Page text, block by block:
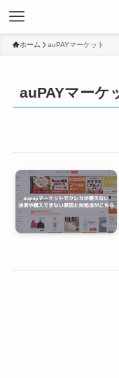
ホーム auPAYマーケット
auPAYマーケ